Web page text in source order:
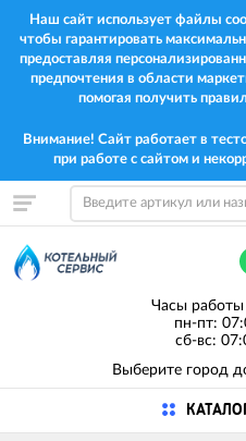
Наш сайт использует файлы
чтобы гарантировать
предоставляя
предпочтения в области
помогая получить
Внимание! Сайт работает в
при работе с сайтом и
Часы
пн-пт:
сб-вс:
Выберите город